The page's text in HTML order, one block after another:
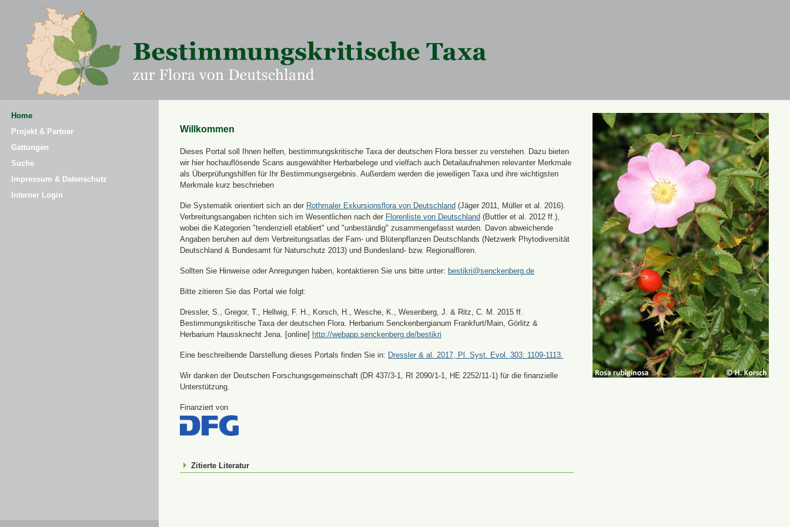
Home
Projekt & Partner
Gattungen
Suche
Impressum & Datenschutz
Interner Login
Willkommen
Dieses Portal soll Ihnen helfen, bestimmungskritische Taxa der deutschen Flora besser zu verstehen. Dazu bieten
wir hier hochauflösende Scans ausgewählter Herbarbelege und vielfach auch Detailaufnahmen relevanter Merkmale
als Überprüfungshilfen für Ihr Bestimmungsergebnis. Außerdem werden die jeweiligen Taxa und ihre wichtigsten
Merkmale kurz beschrieben
Die Systematik orientiert sich an der Rothmaler Exkursionsflora von Deutschland (Jäger 2011, Müller et al. 2016).
Verbreitungsangaben richten sich im Wesentlichen nach der Florenliste von Deutschland (Buttler et al. 2012 ff.),
wobei die Kategorien "tendenziell etabliert" und "unbeständig" zusammengefasst wurden. Davon abweichende
Angaben beruhen auf dem Verbreitungsatlas der Farn- und Blütenpflanzen Deutschlands (Netzwerk Phytodiversität
Deutschland & Bundesamt für Naturschutz 2013) und Bundesland- bzw. Regionalfloren.
Sollten Sie Hinweise oder Anregungen haben, kontaktieren Sie uns bitte unter: bestikri@senckenberg.de
Bitte zitieren Sie das Portal wie folgt:
Dressler, S., Gregor, T., Hellwig, F. H., Korsch, H., Wesche, K., Wesenberg, J. & Ritz, C. M. 2015 ff.
Bestimmungskritische Taxa der deutschen Flora. Herbarium Senckenbergianum Frankfurt/Main, Görlitz &
Herbarium Haussknecht Jena. [online] http://webapp.senckenberg.de/bestikri
Eine beschreibende Darstellung dieses Portals finden Sie in: Dressler & al. 2017, Pl. Syst. Evol. 303: 1109-1113.
Wir danken der Deutschen Forschungsgemeinschaft (DR 437/3-1, RI 2090/1-1, HE 2252/11-1) für die finanzielle
Unterstützung.
Finanziert von
Zitierte Literatur